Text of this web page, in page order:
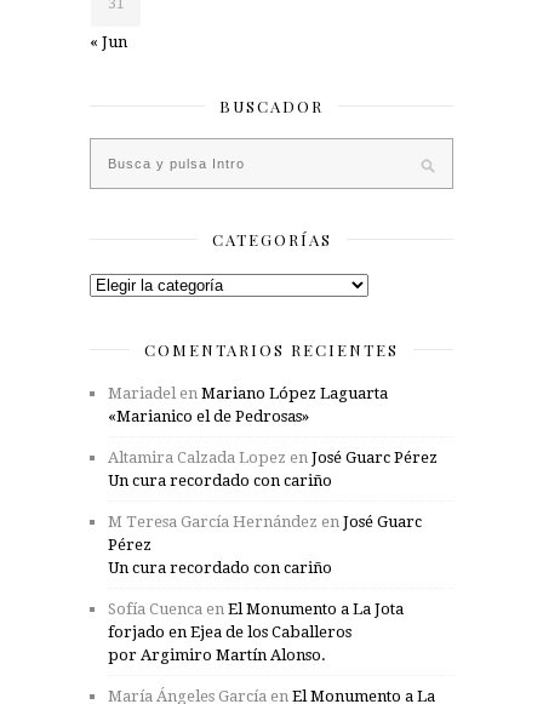
« Jun
BUSCADOR
CATEGORÍAS
Categorías
COMENTARIOS RECIENTES
Mariadel en Mariano López Laguarta
«Marianico el de Pedrosas»
Altamira Calzada Lopez en José Guarc Pérez
Un cura recordado con cariño
M Teresa García Hernández en José Guarc
Pérez
Un cura recordado con cariño
Sofía Cuenca en El Monumento a La Jota
forjado en Ejea de los Caballeros
por Argimiro Martín Alonso.
María Ángeles García en El Monumento a La